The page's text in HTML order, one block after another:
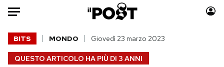
Auto
HOME
QUESTO ARTICOLO HA PIÙ DI 3 ANNI
BITS MONDO Giovedì 23 marzo 2023